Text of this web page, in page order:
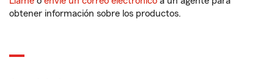
obtener información sobre los productos.